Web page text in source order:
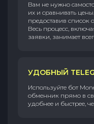
Вам не нужно
их и сравнивать
предоставив
Весь процесс,
заявки, занимает
УДОБНЫЙ
Используйте бот
обменник прямо в
удобнее и быстрее,